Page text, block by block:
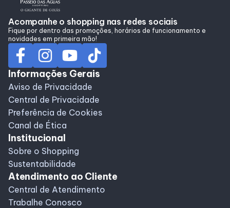
Horários
Entretenimento
Cinema
Eventos
Fique Por Dentro
Lojas e Restaurantes
Acompanhe o shopping nas redes sociais
Fique por dentro das promoções, horários de funcionamento e
novidades em primeira mão!
Informações Gerais
Aviso de Privacidade
Central de Privacidade
Preferência de Cookies
Canal de Ética
Institucional
Sobre o Shopping
Sustentabilidade
Atendimento ao Cliente
Central de Atendimento
Trabalhe Conosco